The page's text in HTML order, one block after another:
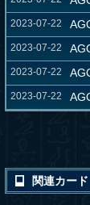
2023-07-22
2023-07-22
2023-07-22
2023-07-22
関連カード